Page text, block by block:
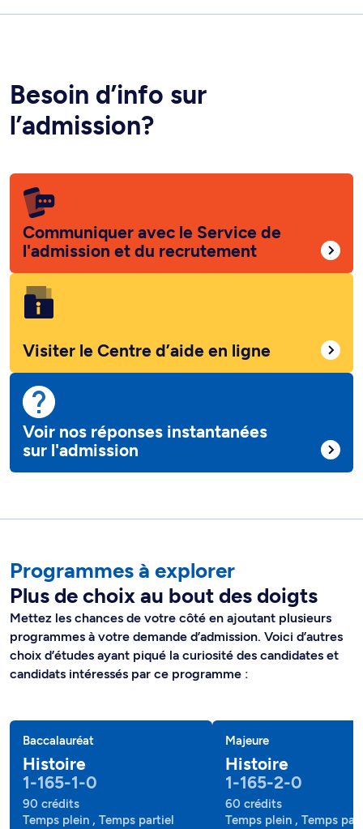
Besoin d’info sur
l’admission?
Communiquer avec le Service de
l'admission et du recrutement
Visiter le Centre d’aide en ligne
Voir nos réponses instantanées
sur l'admission
Programmes à explorer
Plus de choix au bout des doigts
Mettez les chances de votre côté en ajoutant plusieurs
programmes à votre demande d’admission. Voici d’autres
choix d’études ayant piqué la curiosité des candidates et
candidats intéressés par ce programme :
Baccalauréat
Histoire
1-165-1-0
90 crédits
Temps plein , Temps partiel
Majeure
Histoire
1-165-2-0
60 crédits
Temps plein , Temps